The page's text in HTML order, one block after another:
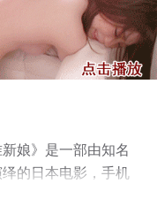
娘》是一部由知名
的日本电影，手机
上星辰电影网，更